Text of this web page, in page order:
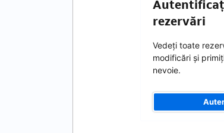
rezervări
Vedeți toate
modificări și
nevoie.